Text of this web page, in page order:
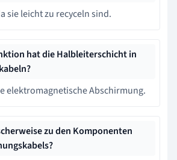
sie leicht zu recyceln sind.
hat die Halbleiterschicht in
elektromagnetische Abschirmung.
zu den Komponenten